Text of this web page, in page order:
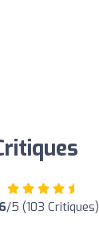
/5 (103 Critiques)